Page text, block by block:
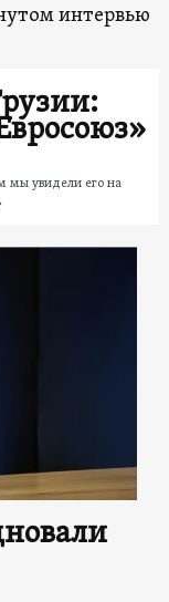
интервью
мы увидели его на